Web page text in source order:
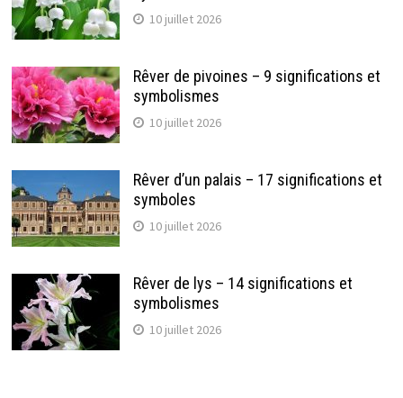
10 juillet 2026
Rêver de pivoines – 9 significations et
symbolismes
10 juillet 2026
Rêver d’un palais – 17 significations et
symboles
10 juillet 2026
Rêver de lys – 14 significations et
symbolismes
10 juillet 2026